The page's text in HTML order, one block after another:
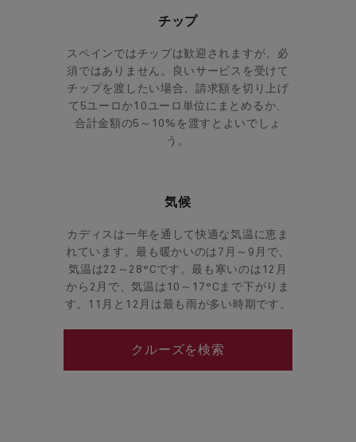
チップ
スペインではチップは歓迎されますが、必
須ではありません。良いサービスを受けて
チップを渡したい場合、請求額を切り上げ
て5ユーロか10ユーロ単位にまとめるか、
合計金額の5～10%を渡すとよいでしょ
う。
気候
カディスは一年を通して快適な気温に恵ま
れています。最も暖かいのは7月～9月で、
気温は22～28°Cです。最も寒いのは12月
から2月で、気温は10～17°Cまで下がりま
す。11月と12月は最も雨が多い時期です。
クルーズを検索